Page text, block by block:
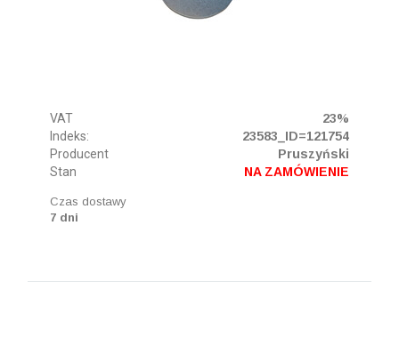
VAT
23%
Indeks:
23583_ID=121754
Producent
Pruszyński
Stan
NA ZAMÓWIENIE
Czas dostawy
7 dni